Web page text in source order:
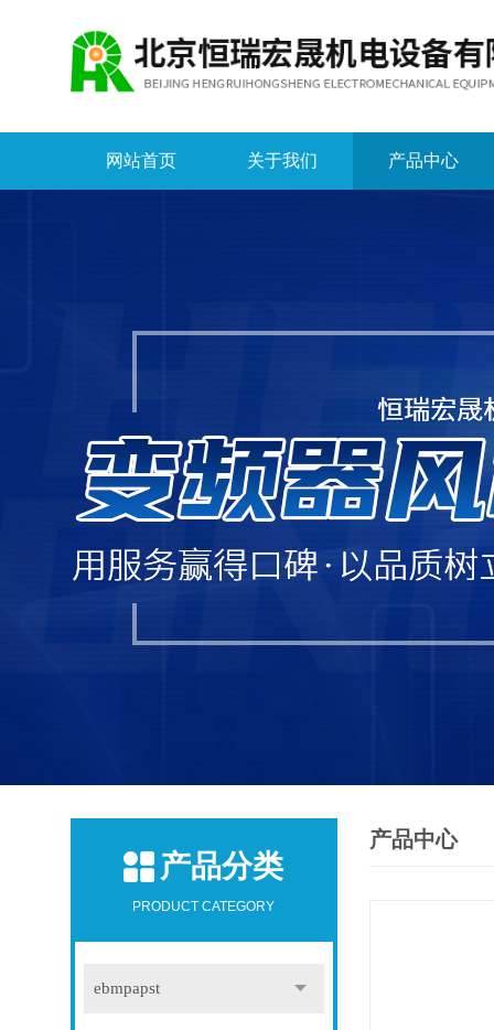
网站首页 关于我们 产品中心
产品分类
PRODUCT CATEGORY
ebmpapst
产品中心